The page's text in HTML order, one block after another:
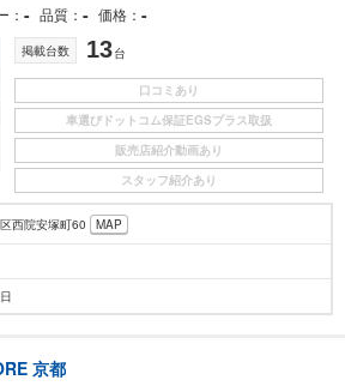
- 品質 - 価格 -
掲載台数 13台
口コミあり
車選びドットコム保証EGSプラス取扱
販売店紹介動画あり
スタッフ紹介あり
西院安塚町60 MAP
京都